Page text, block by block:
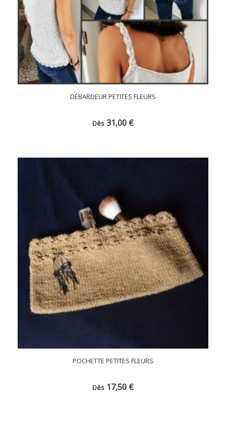
DÉBARDEUR PETITES FLEURS
Dès 31,00 €
POCHETTE PETITES FLEURS
Dès 17,50 €